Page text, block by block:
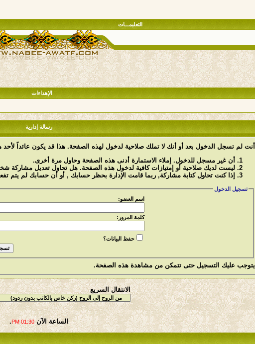
التعليمـــات
الإهداءات
رسالة إدارية
أنت لم تسجل الدخول بعد أو أنك لا تملك صلاحية لدخول لهذه الصفحة. هذا قد يكون عائداً لأحد
أن غير مسجل للدخول. إملاء الاستمارة أدنى هذه الصفحة وحاول مرة أخرى.
ليست لديك صلاحية أو إمتيازات كافية لدخول هذه الصفحة. هل تحاول تعديل مشاركة
إذا كنت تحاول كتابة مشاركة, ربما قامت الإدارة بحظر حسابك , أو أن حسابك لم يتم
تسجيل الدخول
اسم العضو:
كلمة المرور:
حفظ البيانات؟
يتوجب عليك التسجيل حتى تتمكن من مشاهدة هذه الصفحة.
الانتقال السريع
الساعة الآن01:30 PM
.